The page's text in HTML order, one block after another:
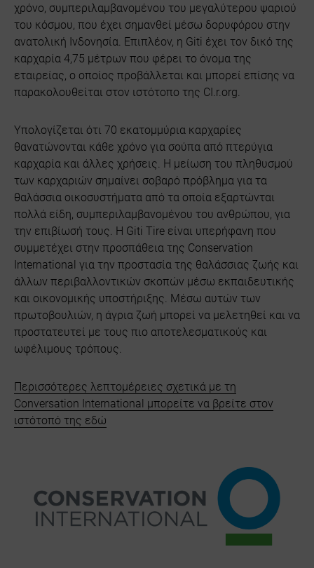
χρόνο, συμπεριλαμβανομένου του μεγαλύτερου ψαριού
του κόσμου, που έχει σημανθεί μέσω δορυφόρου στην
ανατολική Ινδονησία. Επιπλέον, η Giti έχει τον δικό της
καρχαρία 4,75 μέτρων που φέρει το όνομα της
εταιρείας, ο οποίος προβάλλεται και μπορεί επίσης να
παρακολουθείται στον ιστότοπο της CI.r.org.
Υπολογίζεται ότι 70 εκατομμύρια καρχαρίες
θανατώνονται κάθε χρόνο για σούπα από πτερύγια
καρχαρία και άλλες χρήσεις. Η μείωση του πληθυσμού
των καρχαριών σημαίνει σοβαρό πρόβλημα για τα
θαλάσσια οικοσυστήματα από τα οποία εξαρτώνται
πολλά είδη, συμπεριλαμβανομένου του ανθρώπου, για
την επιβίωσή τους. Η Giti Tire είναι υπερήφανη που
συμμετέχει στην προσπάθεια της Conservation
International για την προστασία της θαλάσσιας ζωής και
άλλων περιβαλλοντικών σκοπών μέσω εκπαιδευτικής
και οικονομικής υποστήριξης. Μέσω αυτών των
πρωτοβουλιών, η άγρια ζωή μπορεί να μελετηθεί και να
προστατευτεί με τους πιο αποτελεσματικούς και
ωφέλιμους τρόπους.
Περισσότερες λεπτομέρειες σχετικά με τη
Conversation International μπορείτε να βρείτε στον
ιστότοπό της εδώ